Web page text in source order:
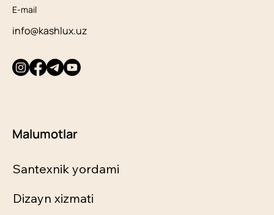
E-mail
info@kashlux.uz
Malumotlar
Santexnik yordami
Dizayn xizmati